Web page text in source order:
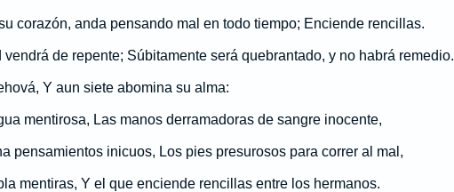
corazón, anda pensando mal en todo tiempo; Enciende rencillas.
vendrá de repente; Súbitamente será quebrantado, y no habrá remedio.
Y aun siete abomina su alma:
mentirosa, Las manos derramadoras de sangre inocente,
pensamientos inicuos, Los pies presurosos para correr al mal,
mentiras, Y el que enciende rencillas entre los hermanos.